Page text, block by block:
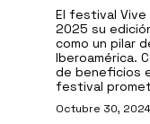
El festival Vive
2025 su
como un pilar
Iberoamérica.
de beneficios
festival
Octubre 30, 2024